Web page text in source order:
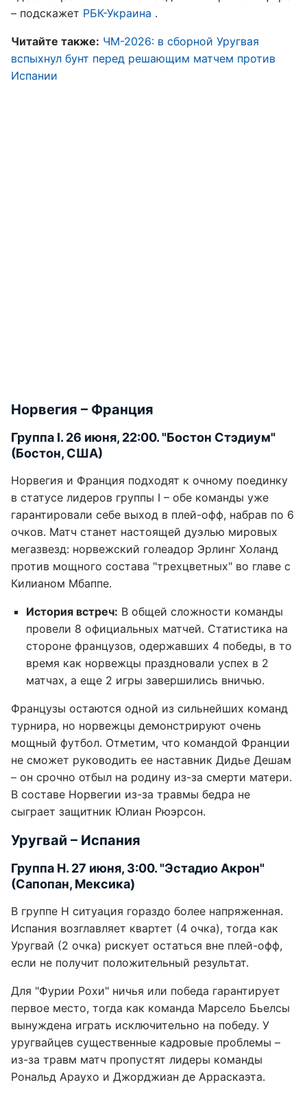
– подскажет РБК-Украина .
Читайте также: ЧМ-2026: в сборной Уругвая
вспыхнул бунт перед решающим матчем против
Испании
Норвегия – Франция
Группа І. 26 июня, 22:00. "Бостон Стэдиум"
(Бостон, США)
Норвегия и Франция подходят к очному поединку
в статусе лидеров группы I – обе команды уже
гарантировали себе выход в плей-офф, набрав по 6
очков. Матч станет настоящей дуэлью мировых
мегазвезд: норвежский голеадор Эрлинг Холанд
против мощного состава "трехцветных" во главе с
Килианом Мбаппе.
История встреч: В общей сложности команды
провели 8 официальных матчей. Статистика на
стороне французов, одержавших 4 победы, в то
время как норвежцы праздновали успех в 2
матчах, а еще 2 игры завершились вничью.
Французы остаются одной из сильнейших команд
турнира, но норвежцы демонстрируют очень
мощный футбол. Отметим, что командой Франции
не сможет руководить ее наставник Дидье Дешам
– он срочно отбыл на родину из-за смерти матери.
В составе Норвегии из-за травмы бедра не
сыграет защитник Юлиан Рюэрсон.
Уругвай – Испания
Группа Н. 27 июня, 3:00. "Эстадио Акрон"
(Сапопан, Мексика)
В группе H ситуация гораздо более напряженная.
Испания возглавляет квартет (4 очка), тогда как
Уругвай (2 очка) рискует остаться вне плей-офф,
если не получит положительный результат.
Для "Фурии Рохи" ничья или победа гарантирует
первое место, тогда как команда Марсело Бьелсы
вынуждена играть исключительно на победу. У
уругвайцев существенные кадровые проблемы –
из-за травм матч пропустят лидеры команды
Рональд Араухо и Джорджиан де Арраскаэта.